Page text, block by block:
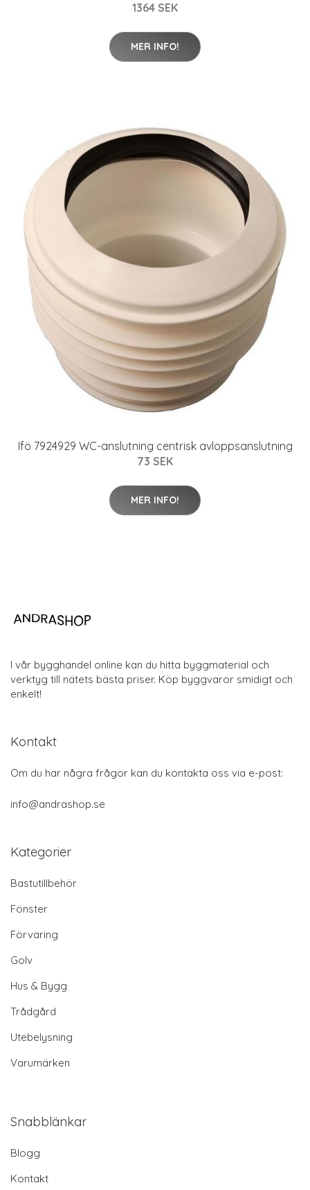
1364 SEK
MER INFO!
Ifö 7924929 WC-anslutning centrisk avloppsanslutning
73 SEK
MER INFO!
I vår bygghandel online kan du hitta byggmaterial och
verktyg till nätets bästa priser. Köp byggvaror smidigt och
enkelt!
Kontakt
Om du har några frågor kan du kontakta oss via e-post:
info@andrashop.se
Kategorier
Bastutillbehör
Fönster
Förvaring
Golv
Hus & Bygg
Trådgård
Utebelysning
Varumärken
Snabblänkar
Blogg
Kontakt